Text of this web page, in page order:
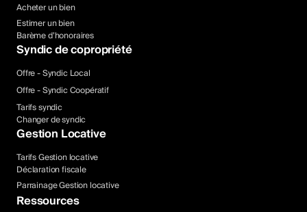
Acheter un bien
Estimer un bien
Barème d’honoraires
Syndic de copropriété
Offre - Syndic Local
Offre - Syndic Coopératif
Tarifs syndic
Changer de syndic
Gestion Locative
Tarifs Gestion locative
Déclaration fiscale
Parrainage Gestion locative
Ressources